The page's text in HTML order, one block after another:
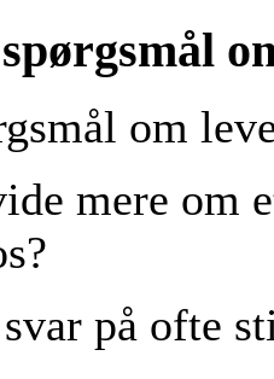
om
mere om
på ofte